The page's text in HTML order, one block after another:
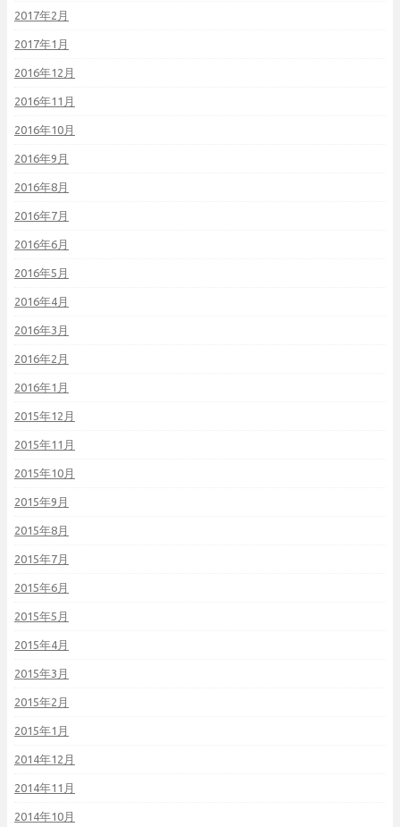
2017年2月
2017年1月
2016年12月
2016年11月
2016年10月
2016年9月
2016年8月
2016年7月
2016年6月
2016年5月
2016年4月
2016年3月
2016年2月
2016年1月
2015年12月
2015年11月
2015年10月
2015年9月
2015年8月
2015年7月
2015年6月
2015年5月
2015年4月
2015年3月
2015年2月
2015年1月
2014年12月
2014年11月
2014年10月